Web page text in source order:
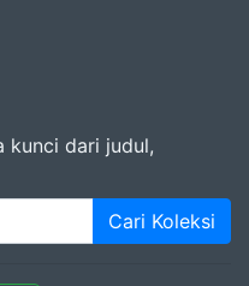
kunci dari judul,
Cari Koleksi